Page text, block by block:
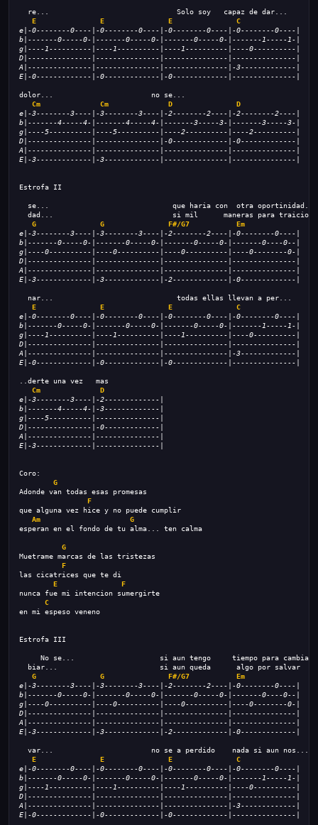
re...                              Solo soy   capaz de dar...
E
E E
C
e|-0--------0----|-0--------0----|-0--------0----|-0--------0----|
b|-------0-----0-|-------0-----0-|-------0-----0-|-------1-----1-|
g|----1----------|----1----------|----1----------|----0----------|
D|---------------|---------------|---------------|---------------|
A|---------------|---------------|---------------|-3-------------|
E|-0-------------|-0-------------|-0-------------|---------------|
dolor...                       no se...
Cm
Cm D
D
e|-3--------3----|-3--------3----|-2--------2----|-2--------2----|
b|-------4-----4-|-------4-----4-|-------3-----3-|-------3-----3-|
g|----5----------|----5----------|----2----------|----2----------|
D|---------------|---------------|-0-------------|-0-------------|
A|---------------|---------------|---------------|---------------|
E|-3-------------|-3-------------|---------------|---------------|
Estrofa II
se...                             que haria con  otra oportinidad...
dad...                            si mil      maneras para
G
G F#/G7
Em
e|-3--------3----|-3--------3----|-2--------2----|-0--------0----|
b|-------0-----0-|-------0-----0-|-------0-----0-|-------0----0--|
g|----0----------|----0----------|----0----------|----0--------0-|
D|---------------|---------------|---------------|---------------|
A|---------------|---------------|---------------|---------------|
E|-3-------------|-3-------------|-2-------------|-0-------------|
nar...                             todas ellas llevan a per...
E
E E
C
e|-0--------0----|-0--------0----|-0--------0----|-0--------0----|
b|-------0-----0-|-------0-----0-|-------0-----0-|-------1-----1-|
g|----1----------|----1----------|----1----------|----0----------|
D|---------------|---------------|---------------|---------------|
A|---------------|---------------|---------------|-3-------------|
E|-0-------------|-0-------------|-0-------------|---------------|
..derte una vez   mas
Cm
D
e|-3--------3----|-2-------------|
b|-------4-----4-|-3-------------|
g|----5----------|---------------|
D|---------------|-0-------------|
A|---------------|---------------|
E|-3-------------|---------------|
Coro:
G
Adonde van todas esas promesas
F
que alguna vez hice y no puede cumplir
Am
G
esperan en el fondo de tu alma... ten calma
G
Muetrame marcas de las tristezas
F
las cicatrices que te di
E
F
nunca fue mi intencion sumergirte
C
en mi espeso veneno
Estrofa III
No se...                    si aun tengo     tiempo para cambiar
biar...                        si aun queda      algo por salvar
G
G F#/G7
Em
e|-3--------3----|-3--------3----|-2--------2----|-0--------0----|
b|-------0-----0-|-------0-----0-|-------0-----0-|-------0----0--|
g|----0----------|----0----------|----0----------|----0--------0-|
D|---------------|---------------|---------------|---------------|
A|---------------|---------------|---------------|---------------|
E|-3-------------|-3-------------|-2-------------|-0-------------|
var...                       no se a perdido    nada si aun nos...
E
E E
C
e|-0--------0----|-0--------0----|-0--------0----|-0--------0----|
b|-------0-----0-|-------0-----0-|-------0-----0-|-------1-----1-|
g|----1----------|----1----------|----1----------|----0----------|
D|---------------|---------------|---------------|---------------|
A|---------------|---------------|---------------|-3-------------|
E|-0-------------|-0-------------|-0-------------|---------------|